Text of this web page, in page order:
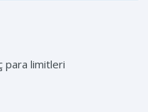
para limitleri